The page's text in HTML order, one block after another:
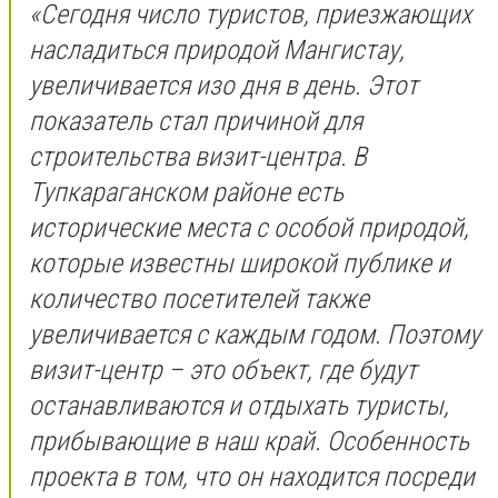
«Сегодня число туристов, приезжающих
насладиться природой Мангистау,
увеличивается изо дня в день. Этот
показатель стал причиной для
строительства визит-центра. В
Тупкараганском районе есть
исторические места с особой природой,
которые известны широкой публике и
количество посетителей также
увеличивается с каждым годом. Поэтому
визит-центр – это объект, где будут
останавливаются и отдыхать туристы,
прибывающие в наш край. Особенность
проекта в том, что он находится посреди